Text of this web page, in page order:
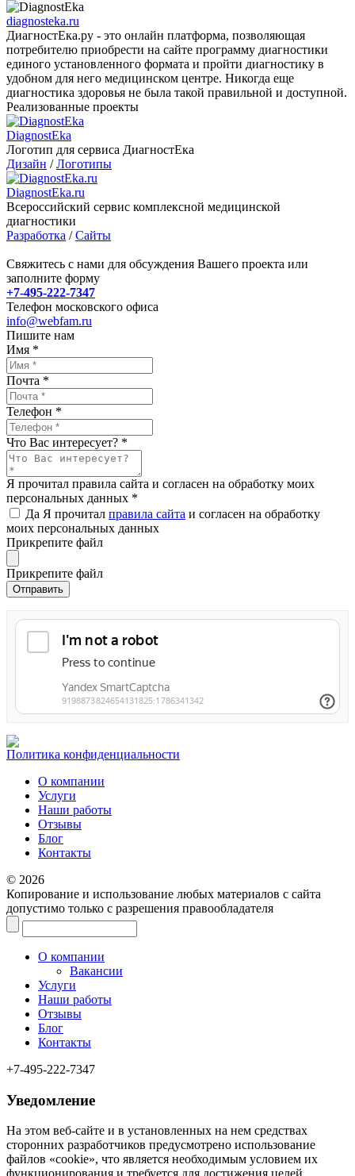
diagnosteka.ru
ДиагностЕка.ру - это онлайн платформа, позволяющая
потребителю приобрести на сайте программу диагностики
единого установленного формата и пройти диагностику в
удобном для него медицинском центре. Никогда еще
диагностика здоровья не была такой правильной и доступной.
Реализованные проекты
DiagnostEka
Логотип для сервиса ДиагностЕка
Дизайн / Логотипы
DiagnostEka.ru
Всероссийский сервис комплексной медицинской
диагностики
Разработка / Сайты
Свяжитесь с нами для обсуждения Вашего проекта или
заполните форму
+7-495-222-7347
Телефон московского офиса
info@webfam.ru
Пишите нам
Имя *
Почта *
Телефон *
Что Вас интересует? *
Я прочитал правила сайта и согласен на обработку моих
персональных данных *
Да Я прочитал правила сайта и согласен на обработку
моих персональных данных
Прикрепите файл
Прикрепите файл
Политика конфиденциальности
О компании
Услуги
Наши работы
Отзывы
Блог
Контакты
© 2026
Копирование и использование любых материалов с сайта
допустимо только с разрешения правообладателя
О компании
Вакансии
Услуги
Наши работы
Отзывы
Блог
Контакты
+7-495-222-7347
Уведомление
На этом веб‑сайте и в установленных на нем средствах
сторонних разработчиков предусмотрено использование
файлов «cookie», что является необходимым условием их